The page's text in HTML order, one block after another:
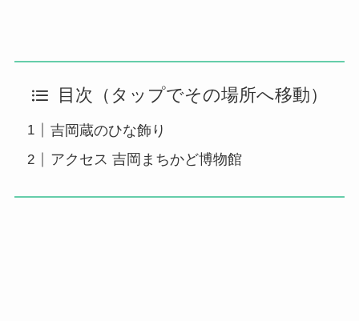
目次（タップでその場所へ移動）
吉岡蔵のひな飾り
アクセス 吉岡まちかど博物館